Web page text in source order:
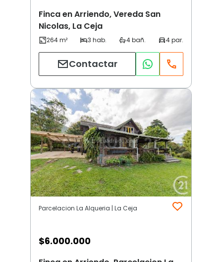
Finca en Arriendo, Vereda San
Nicolas, La Ceja
Contactar
Parcelacion La Alqueria | La Ceja
$6.000.000